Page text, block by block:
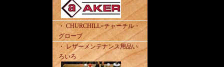
・ CHURCHILL=チャーチル・
グローブ
・ レザーメンテナンス用品い
ろいろ